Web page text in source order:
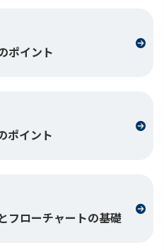
ポイント
ポイント
フローチャートの基礎